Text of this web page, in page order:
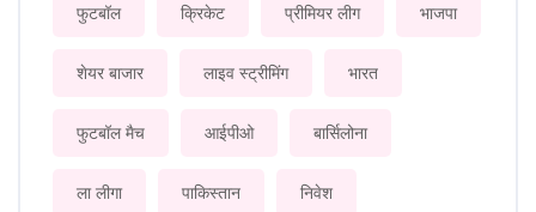
फुटबॉल क्रिकेट प्रीमियर लीग भाजपा
शेयर बाजार लाइव स्ट्रीमिंग भारत
फुटबॉल मैच आईपीओ बार्सिलोना
ला लीगा पाकिस्तान निवेश